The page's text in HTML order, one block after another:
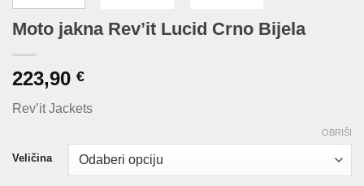
Moto jakna Rev’it Lucid Crno Bijela
223,90 €
Rev’it Jackets
Veličina
OBRIŠI